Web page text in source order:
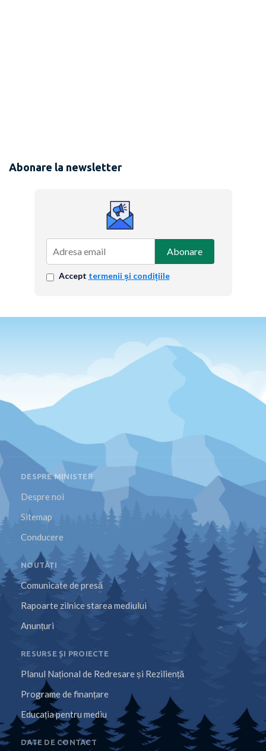
Abonare la newsletter
Abonare
Accept termenii și condițiile
DESPRE MINISTER
Despre noi
Sitemap
Conducere
NOUTĂȚI
Comunicate de presă
Rapoarte zilnice starea mediului
Anunțuri
RESURSE ȘI PROIECTE
Planul Național de Redresare și Reziliență
Programe de finanțare
Educația pentru mediu
DATE DE CONTACT